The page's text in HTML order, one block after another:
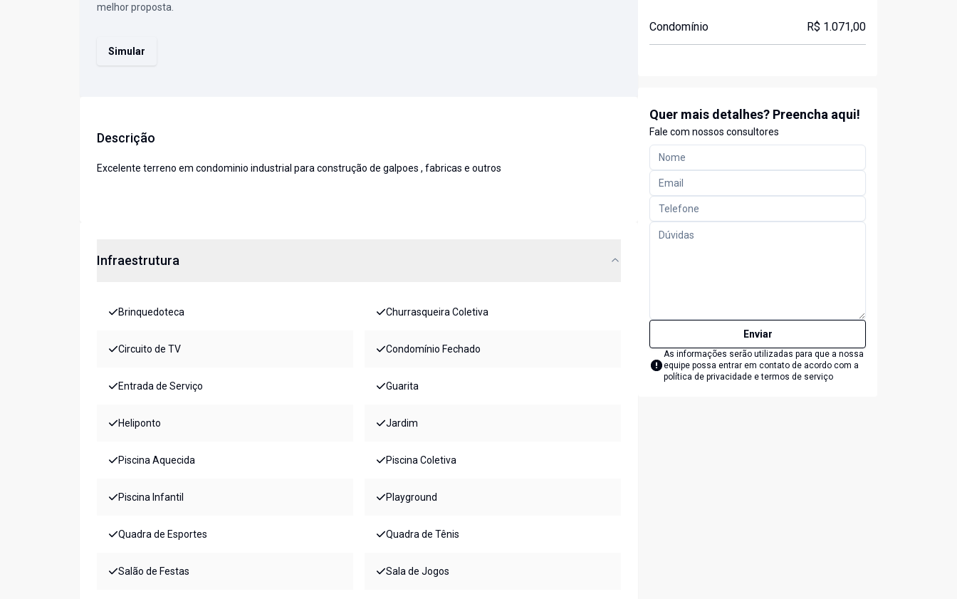
melhor proposta.
Simular
Descrição
Excelente terreno em condominio industrial para construção de galpoes , fabricas e outros
Infraestrutura
Brinquedoteca Churrasqueira Coletiva
Circuito de TV Condomínio Fechado
Entrada de Serviço Guarita
Heliponto Jardim
Piscina Aquecida Piscina Coletiva
Piscina Infantil Playground
Quadra de Esportes Quadra de Tênis
Salão de Festas Sala de Jogos
Condomínio R$ 1.071,00
Quer mais detalhes? Preencha aqui!
Fale com nossos consultores
Enviar
As informações serão utilizadas para que a nossa
equipe possa entrar em contato de acordo com a
política de privacidade e termos de serviço